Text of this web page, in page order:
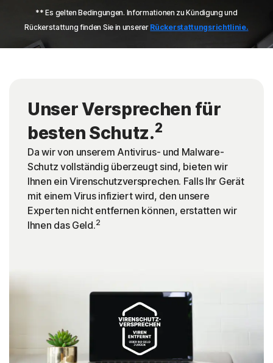
** Es gelten Bedingungen. Informationen zu Kündigung und
Rückerstattung finden Sie in unserer Rückerstattungsrichtlinie.
Unser Versprechen für
besten Schutz.2
Da wir von unserem Antivirus- und Malware-
Schutz vollständig überzeugt sind, bieten wir
Ihnen ein Virenschutzversprechen. Falls Ihr Gerät
mit einem Virus infiziert wird, den unsere
Experten nicht entfernen können, erstatten wir
Ihnen das Geld.2